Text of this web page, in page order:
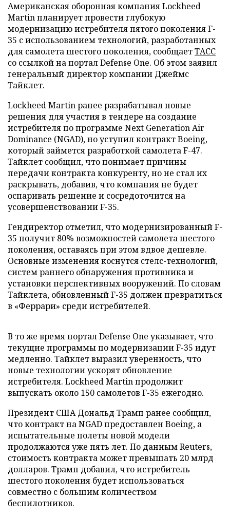
Американская оборонная компания Lockheed
Martin планирует провести глубокую
модернизацию истребителя пятого поколения F-
35 с использованием технологий, разработанных
для самолета шестого поколения, сообщаетТАСС
со ссылкой на портал Defense One. Об этом заявил
генеральный директор компании Джеймс
Тайклет.
Lockheed Martin ранее разрабатывал новые
решения для участия в тендере на создание
истребителя по программе Next Generation Air
Dominance (NGAD), но уступил контракт Boeing,
который займется разработкой самолета F-47.
Тайклет сообщил, что понимает причины
передачи контракта конкуренту, но не стал их
раскрывать, добавив, что компания не будет
оспаривать решение и сосредоточится на
усовершенствовании F-35.
Гендиректор отметил, что модернизированный F-
35 получит 80% возможностей самолета шестого
поколения, оставаясь при этом вдвое дешевле.
Основные изменения коснутся стелс-технологий,
систем раннего обнаружения противника и
установки перспективных вооружений. По словам
Тайклета, обновленный F-35 должен превратиться
в «Феррари» среди истребителей.
В то же время портал Defense One указывает, что
текущие программы по модернизации F-35 идут
медленно. Тайклет выразил уверенность, что
новые технологии ускорят обновление
истребителя. Lockheed Martin продолжит
выпускать около 150 самолетов F-35 ежегодно.
Президент США Дональд Трамп ранее сообщил,
что контракт на NGAD предоставлен Boeing, а
испытательные полеты новой модели
продолжаются уже пять лет. По данным Reuters,
стоимость контракта может превышать 20 млрд
долларов. Трамп добавил, что истребитель
шестого поколения будет использоваться
совместно с большим количеством
беспилотников.